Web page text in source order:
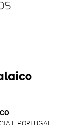
E PORTUGAL